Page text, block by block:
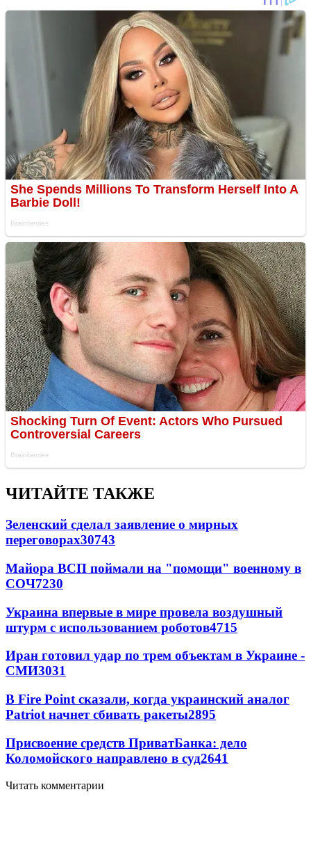
ЧИТАЙТЕ ТАКЖЕ
Зеленский сделал заявление о мирных
переговорах30743
Майора ВСП поймали на "помощи" военному в
СОЧ7230
Украина впервые в мире провела воздушный
штурм с использованием роботов4715
Иран готовил удар по трем объектам в Украине -
СМИ3031
В Fire Point сказали, когда украинский аналог
Patriot начнет сбивать ракеты2895
Присвоение средств ПриватБанка: дело
Коломойского направлено в суд2641
Читать комментарии